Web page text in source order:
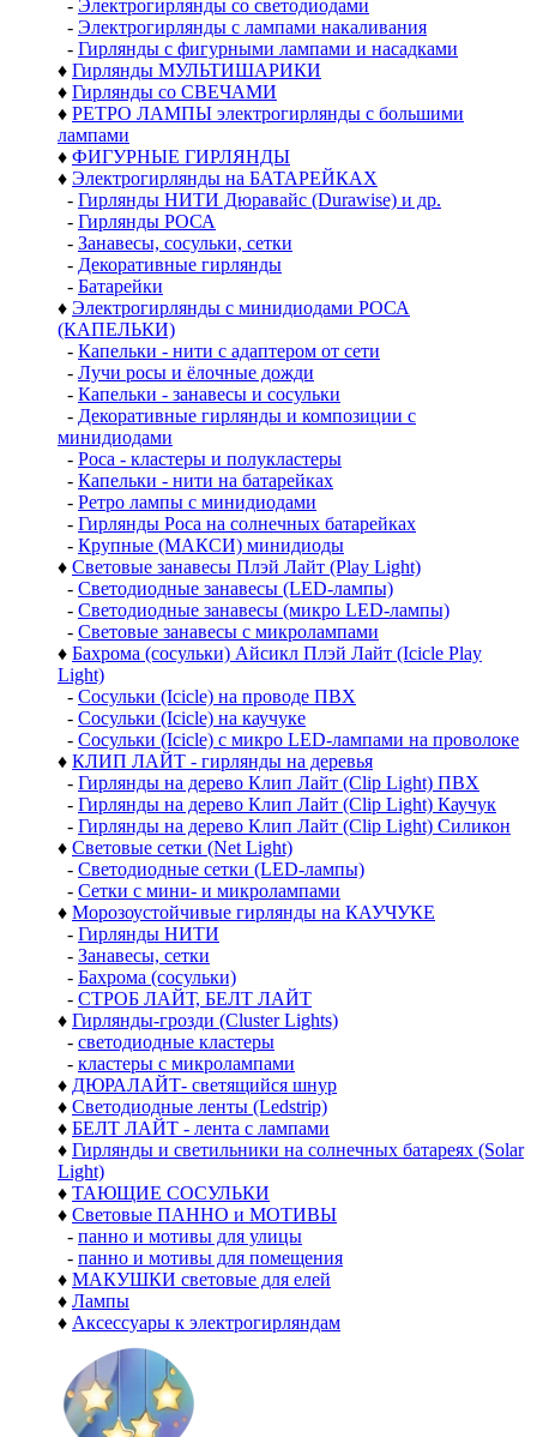
- Электрогирлянды со светодиодами
- Электрогирлянды с лампами накаливания
- Гирлянды с фигурными лампами и насадками
♦ Гирлянды МУЛЬТИШАРИКИ
♦ Гирлянды со СВЕЧАМИ
♦ РЕТРО ЛАМПЫ электрогирлянды с большими
лампами
♦ ФИГУРНЫЕ ГИРЛЯНДЫ
♦ Электрогирлянды на БАТАРЕЙКАХ
- Гирлянды НИТИ Дюравайс (Durawise) и др.
- Гирлянды РОСА
- Занавесы, сосульки, сетки
- Декоративные гирлянды
- Батарейки
♦ Электрогирлянды с минидиодами РОСА
(КАПЕЛЬКИ)
- Капельки - нити с адаптером от сети
- Лучи росы и ёлочные дожди
- Капельки - занавесы и сосульки
- Декоративные гирлянды и композиции с
минидиодами
- Роса - кластеры и полукластеры
- Капельки - нити на батарейках
- Ретро лампы с минидиодами
- Гирлянды Роса на солнечных батарейках
- Крупные (МАКСИ) минидиоды
♦ Световые занавесы Плэй Лайт (Play Light)
- Светодиодные занавесы (LED-лампы)
- Светодиодные занавесы (микро LED-лампы)
- Световые занавесы с микролампами
♦ Бахрома (сосульки) Айсикл Плэй Лайт (Icicle Play
Light)
- Сосульки (Icicle) на проводе ПВХ
- Сосульки (Icicle) на каучуке
- Сосульки (Icicle) с микро LED-лампами на проволоке
♦ КЛИП ЛАЙТ - гирлянды на деревья
- Гирлянды на дерево Клип Лайт (Clip Light) ПВХ
- Гирлянды на дерево Клип Лайт (Clip Light) Каучук
- Гирлянды на дерево Клип Лайт (Clip Light) Силикон
♦ Световые сетки (Net Light)
- Светодиодные сетки (LED-лампы)
- Сетки с мини- и микролампами
♦ Морозоустойчивые гирлянды на КАУЧУКЕ
- Гирлянды НИТИ
- Занавесы, сетки
- Бахрома (сосульки)
- СТРОБ ЛАЙТ, БЕЛТ ЛАЙТ
♦ Гирлянды-грозди (Cluster Lights)
- светодиодные кластеры
- кластеры с микролампами
♦ ДЮРАЛАЙТ- светящийся шнур
♦ Светодиодные ленты (Ledstrip)
♦ БЕЛТ ЛАЙТ - лента с лампами
♦ Гирлянды и светильники на солнечных батареях (Solar
Light)
♦ ТАЮЩИЕ СОСУЛЬКИ
♦ Световые ПАННО и МОТИВЫ
- панно и мотивы для улицы
- панно и мотивы для помещения
♦ МАКУШКИ световые для елей
♦ Лампы
♦ Аксессуары к электрогирляндам